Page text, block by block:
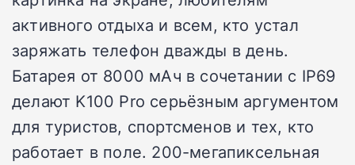
активного отдыха и всем, кто устал
заряжать телефон дважды в день.
Батарея от 8000 мАч в сочетании с IP69
делают K100 Pro серьёзным аргументом
для туристов, спортсменов и тех, кто
работает в поле. 200-мегапиксельная